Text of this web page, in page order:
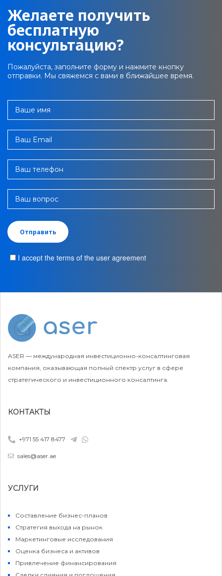
Желаете получить
бесплатную
консультацию?
Пожалуйста, заполните форму и нажмите кнопку
отправки. Мы свяжемся с вами в ближайшее время.
Ваше имя
Ваш Email
Ваш телефон
Ваш вопрос
I accept the terms of the user agreement
ASER — международная инвестиционно-консалтинговая
компания, оказывающая полный спектр услуг в сфере
стратегического и инвестиционного консалтинга.
КОНТАКТЫ
+971 55 417 8477
sales@aser.ae
УСЛУГИ
Составление бизнес-планов
Стратегия выхода на рынок
Маркетинговые исследования
Оценка бизнеса и активов
Привлечение финансирования